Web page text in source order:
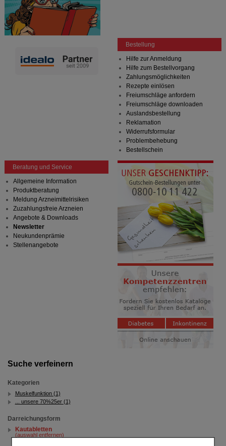
Suche verfeinern
Kategorien
Muskelfunktion (1)
... unsere 70%25er (1)
Darreichungsform
Kautabletten
(auswahl entfernen)
Bestellung
Hilfe zur Anmeldung
Hilfe zum Bestellvorgang
Zahlungsmöglichkeiten
Rezepte einlösen
Freiumschläge anfordern
Freiumschläge downloaden
Auslandsbestellung
Reklamation
Widerrufsformular
Problembehebung
Bestellschein
Beratung und Service
Allgemeine Information
Produktberatung
Meldung Arzneimittelrisiken
Zuzahlungsfreie Arzneien
Angebote & Downloads
Newsletter
Neukundenprämie
Stellenangebote